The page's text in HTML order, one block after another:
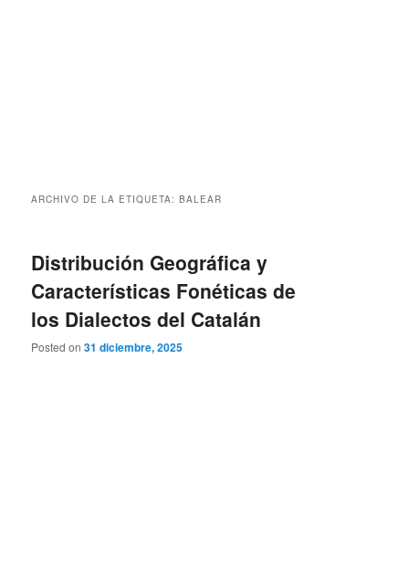
ARCHIVO DE LA ETIQUETA:BALEAR
Distribución Geográfica y
Características Fonéticas de
los Dialectos del Catalán
Posted on31 diciembre, 2025